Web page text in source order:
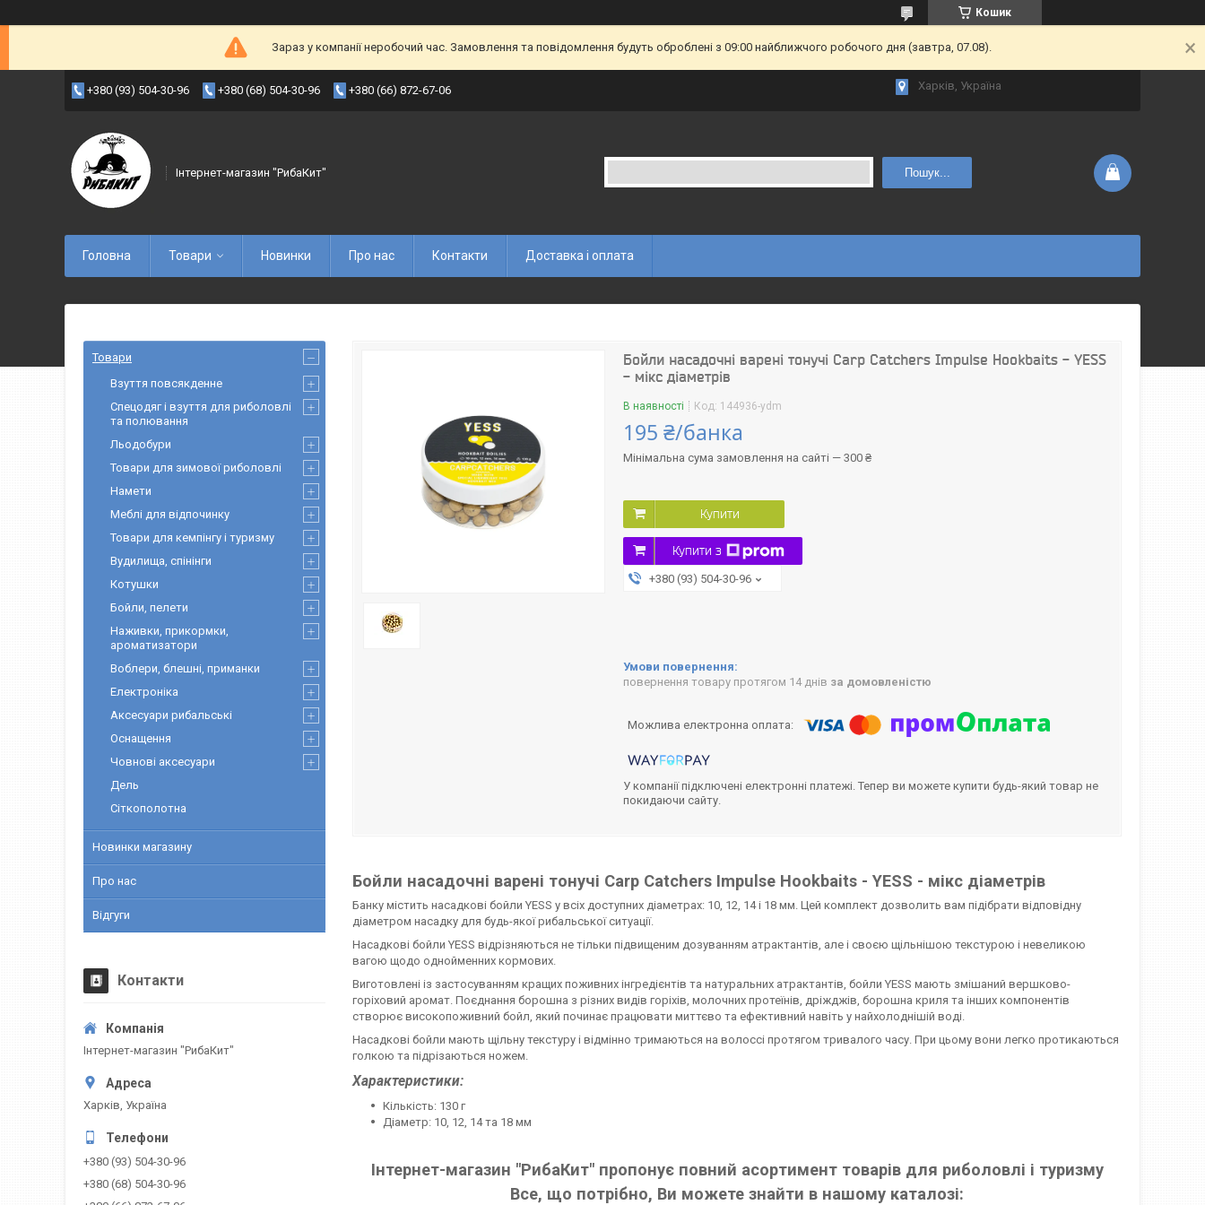
Кошик
Зараз у компанії неробочий час. Замовлення та повідомлення будуть оброблені з 09:00 найближчого робочого дня (завтра, 07.08).
+380 (93) 504-30-96 +380 (68) 504-30-96 +380 (66) 872-67-06 Харків, Україна
Інтернет-магазин "РибаКит" Пошук...
Головна Товари Новинки Про нас Контакти Доставка і оплата
Бойли насадочні варені тонучі Carp Catchers Impulse Hookbaits - YESS
- мікс діаметрів
В наявності Код: 144936-ydm
195 ₴/банка
Мінімальна сума замовлення на сайті — 300 ₴
Купити
Купити з
+380 (93) 504-30-96
повернення товару протягом 14 днів за домовленістю
У компанії підключені електронні платежі. Тепер ви можете купити будь-який товар не
покидаючи сайту.
Бойли насадочні варені тонучі Carp Catchers Impulse Hookbaits - YESS - мікс діаметрів
Банку містить насадкові бойли YESS у всіх доступних діаметрах: 10, 12, 14 і 18 мм. Цей комплект дозволить вам підібрати відповідну
діаметром насадку для будь-якої рибальської ситуації.
Насадкові бойли YESS відрізняються не тільки підвищеним дозуванням атрактантів, але і своєю щільнішою текстурою і невеликою
вагою щодо однойменних кормових.
Виготовлені із застосуванням кращих поживних інгредієнтів та натуральних атрактантів, бойли YESS мають змішаний вершково-
горіховий аромат. Поєднання борошна з різних видів горіхів, молочних протеїнів, дріжджів, борошна криля та інших компонентів
створює високопоживний бойл, який починає працювати миттєво та ефективний навіть у найхолоднішій воді.
Насадкові бойли мають щільну текстуру і відмінно тримаються на волоссі протягом тривалого часу. При цьому вони легко протикаються
голкою та підрізаються ножем.
Характеристики:
Кількість: 130 г
Діаметр: 10, 12, 14 та 18 мм
Інтернет-магазин "РибаКит" пропонує повний асортимент товарів для риболовлі і туризму
Все, що потрібно, Ви можете знайти в нашому каталозі:
Товари
Взуття повсякденне
Спецодяг і взуття для риболовлі
та полювання
Льодобури
Товари для зимової риболовлі
Намети
Меблі для відпочинку
Товари для кемпінгу і туризму
Вудилища, спінінги
Котушки
Бойли, пелети
Наживки, прикормки,
ароматизатори
Воблери, блешні, приманки
Електроніка
Аксесуари рибальські
Оснащення
Човнові аксесуари
Дель
Сіткополотна
Новинки магазину
Про нас
Відгуги
Контакти
Інтернет-магазин "РибаКит"
Харків, Україна
+380 (93) 504-30-96
+380 (68) 504-30-96